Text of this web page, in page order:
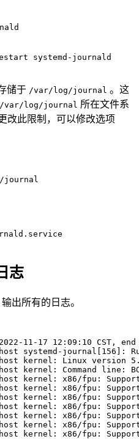
systemd-journald
储于 /var/log/journal 。这
/var/log/journal 所在文件系
改此限制，可以修改选项
journal
志
输出所有的日志。
11-17 12:09:10 CST,
systemd-journal[156]:
kernel: Linux version
kernel: Command line:
kernel: x86/fpu:
kernel: x86/fpu:
kernel: x86/fpu:
kernel: x86/fpu:
kernel: x86/fpu:
kernel: x86/fpu:
kernel: x86/fpu: